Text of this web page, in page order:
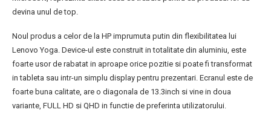
devina unul de top.
Noul produs a celor de la HP imprumuta putin din flexibilitatea lui
Lenovo Yoga. Device-ul este construit in totalitate din aluminiu, este
foarte usor de rabatat in aproape orice pozitie si poate fi transformat
in tableta sau intr-un simplu display pentru prezentari. Ecranul este de
foarte buna calitate, are o diagonala de 13.3inch si vine in doua
variante, FULL HD si QHD in functie de preferinta utilizatorului.